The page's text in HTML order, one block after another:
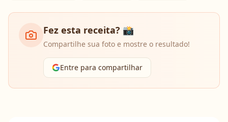
Fez esta receita? 📸
Compartilhe sua foto e mostre o resultado!
Entre para compartilhar